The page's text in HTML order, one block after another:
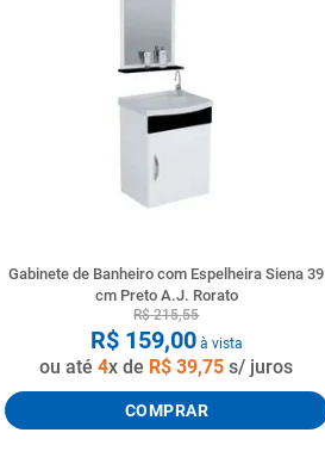
Gabinete de Banheiro com Espelheira Siena 39
cm Preto A.J. Rorato
R$ 215,55
R$ 159,00à vista
ou até4x de R$ 39,75 s/ juros
COMPRAR